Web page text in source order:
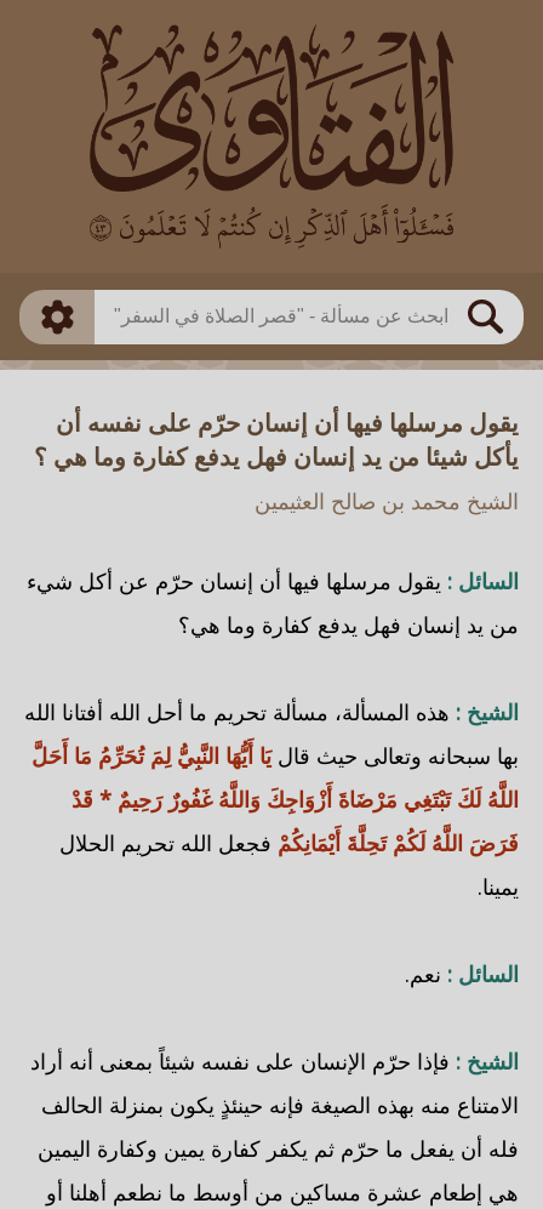
بحث
العالم
بن باز
بن العثيمين
اللجنة الدائمة
طريقة البحث
ذكي
يقول مرسلها فيها أن إنسان حرّم على نفسه أن
يأكل شيئا من يد إنسان فهل يدفع كفارة وما هي ؟
الشيخ محمد بن صالح العثيمين
السائل : يقول مرسلها فيها أن إنسان حرّم عن أكل شيء
من يد إنسان فهل يدفع كفارة وما هي؟
الشيخ : هذه المسألة، مسألة تحريم ما أحل الله أفتانا الله
بها سبحانه وتعالى حيث قاليَا أَيُّهَا النَّبِيُّ لِمَ تُحَرِّمُ مَا أَحَلَّ
اللَّهُ لَكَ تَبْتَغِي مَرْضَاةَ أَزْوَاجِكَ وَاللَّهُ غَفُورٌ رَحِيمٌ * قَدْ
فَرَضَ اللَّهُ لَكُمْ تَحِلَّةَ أَيْمَانِكُمْ فجعل الله تحريم الحلال
يمينا.
السائل : نعم.
الشيخ : فإذا حرّم الإنسان على نفسه شيئاً بمعنى أنه أراد
الامتناع منه بهذه الصيغة فإنه حينئذٍ يكون بمنزلة الحالف
فله أن يفعل ما حرّم ثم يكفر كفارة يمين وكفارة اليمين
هي إطعام عشرة مساكين من أوسط ما نطعم أهلنا أو